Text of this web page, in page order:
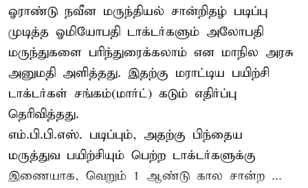
ஓராண்டு நவீன மருந்தியல் சான்றிதழ் படிப்பு
முடித்த ஓமியோபதி டாக்டர்களும் அலோபதி
மருந்துகளை பரிந்துரைக்கலாம் என மாநில அரசு
அனுமதி அளித்தது. இதற்கு மராட்டிய பயிற்சி
டாக்டர்கள் சங்கம்(மார்ட்) கடும் எதிர்ப்பு
தெரிவித்தது.
எம்.பி.பி.எஸ். படிப்பும், அதற்கு பிந்தைய
மருத்துவ பயிற்சியும் பெற்ற டாக்டர்களுக்கு
இணையாக, வெறும் 1 ஆண்டு கால சான்ற ...